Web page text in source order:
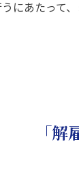
にあたって
「